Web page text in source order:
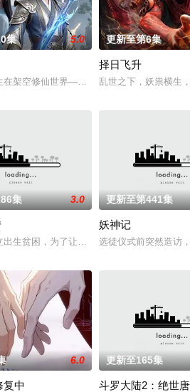
"大姐姐"，而乔治从集万千宠爱于一身的&q
集 5.0
在架空修仙世界——云月大陆。 大陆鼎盛时
更新至第6集
择日飞升
乱世之下，妖祟横生
天残面张开诡异之眼，所视之处生灵涂炭，
集 3.0
出生贫困，为了让家人过上更好的生活，自
更新至第441集
妖神记
选徒仪式前突然造访
6.0
复中
更新至165集
斗罗大陆2：绝世